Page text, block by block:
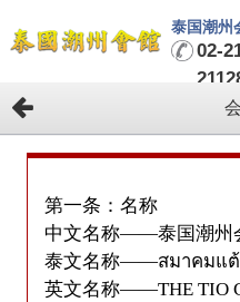
泰国潮州
02-
第一条：名称
中文名称——泰国潮州
泰文名称——สมาคมแต้
英文名称——THE TIO